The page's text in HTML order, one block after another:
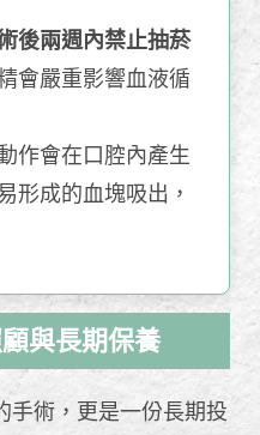
後兩週內禁止抽菸
會嚴重影響血液循
作會在口腔內產生
形成的血塊吸出，
與長期保養
手術，更是一份長期投